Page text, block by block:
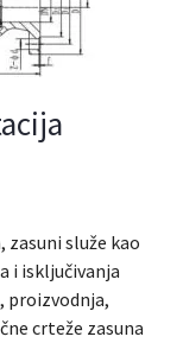
služe kao
i isključivanja
proizvodnja,
crteže zasuna